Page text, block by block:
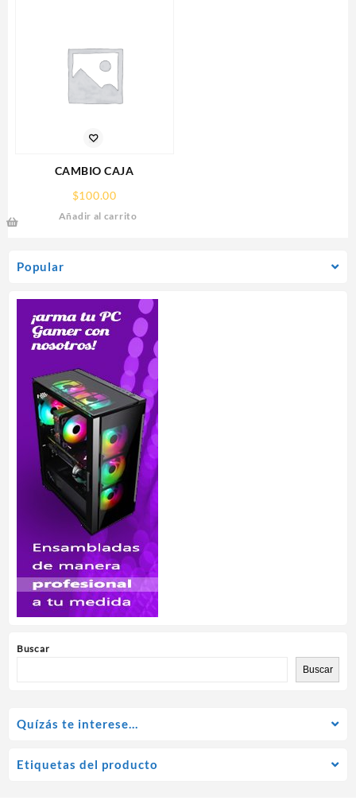
Popular
Buscar
Buscar
CAMBIO CAJA
$100.00
Añadir al carrito
Quízás te interese…
Etiquetas del producto